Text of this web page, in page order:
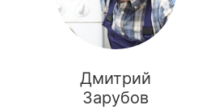
Дмитрий
Зарубов